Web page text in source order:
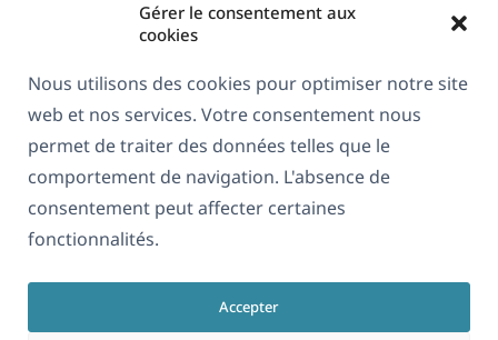
Gérer le consentement aux
cookies
Nous utilisons des cookies pour optimiser notre site
web et nos services. Votre consentement nous
permet de traiter des données telles que le
comportement de navigation. L'absence de
consentement peut affecter certaines
fonctionnalités.
Accepter
Français
RGPD & Politique de confidentialité
Rejoignez notre équipe
fenêtre)
dans
une
dans
une
dans